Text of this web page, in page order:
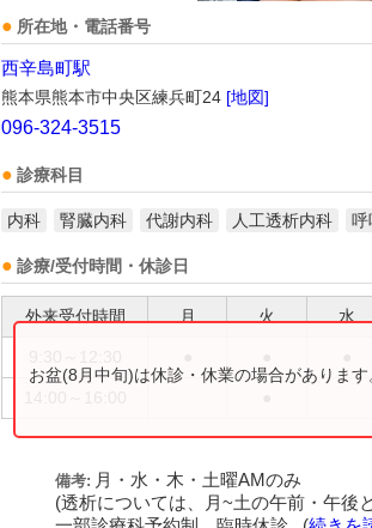
所在地・電話番号
西辛島町駅
熊本県熊本市中央区練兵町24 [地図]
096-324-3515
診療科目
内科 腎臓内科 代謝内科 人工透析内科 呼
診療/受付時間・休診日
外来受付時間 月 火 水
お盆(8月中旬)は休診・休業の場合がありま
備考: 月・水・木・土曜AMのみ
(透析については、月~土の午前・午後